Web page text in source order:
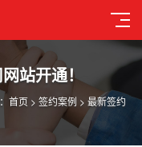
站开通！
首页 > 签约案例 > 最新签约